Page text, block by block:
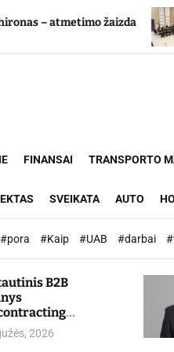
žaizda
itin
FINANSAI TRANSPORTO
SVEIKATA AUTO
#pora #Kaip #UAB #darbai
B2B
2026“ –
2026